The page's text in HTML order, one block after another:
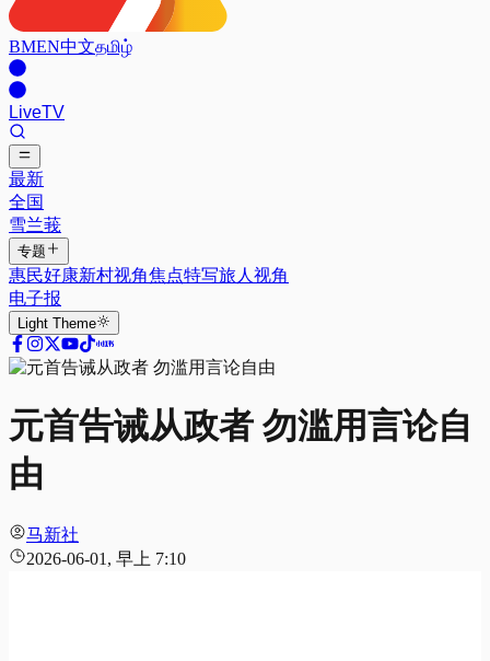
BMEN中文தமிழ்
LiveTV
最新
全国
雪兰莪
专题
惠民好康新村视角焦点特写旅人视角
电子报
Light Theme
元首告诫从政者 勿滥用言论自
由
马新社
2026-06-01, 早上 7:10